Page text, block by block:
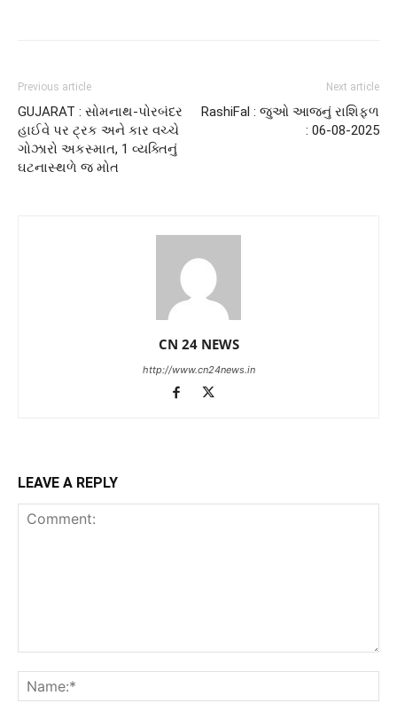
Previous article
GUJARAT : સોમનાથ-પોરબંદર
હાઈવે પર ટ્રક અને કાર વચ્ચે
ગોઝારો અકસ્માત, 1 વ્યક્તિનું
ઘટનાસ્થળે જ મોત
Next article
RashiFal : જુઓ આજનું રાશિફળ
: 06-08-2025
CN 24 NEWS
http://www.cn24news.in
LEAVE A REPLY